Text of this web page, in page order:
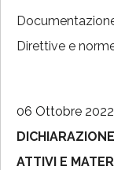
Direttive e
06 Ottobre 2022
ATTIVI E